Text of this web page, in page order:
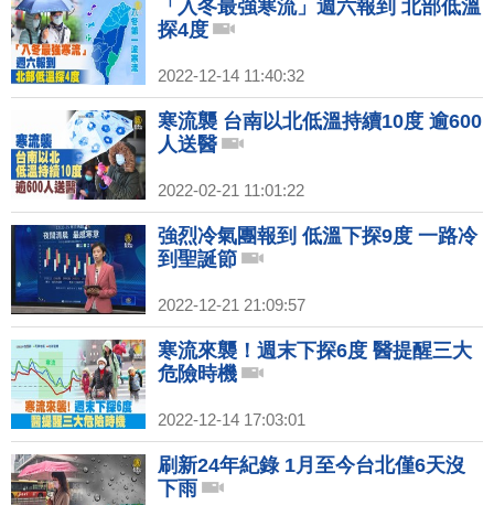
「入冬最強寒流」週六報到 北部低溫
探4度
2022-12-14 11:40:32
寒流襲 台南以北低溫持續10度 逾600
人送醫
2022-02-21 11:01:22
強烈冷氣團報到 低溫下探9度 一路冷
到聖誕節
2022-12-21 21:09:57
寒流來襲！週末下探6度 醫提醒三大
危險時機
2022-12-14 17:03:01
刷新24年紀錄 1月至今台北僅6天沒
下雨